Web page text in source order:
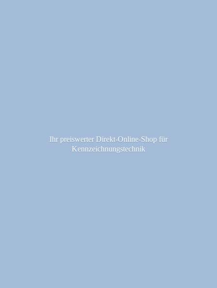
Ihr preiswerter Direkt-Online-Shop für
Kennzeichnungstechnik